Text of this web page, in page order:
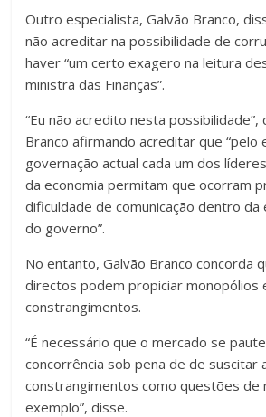
Outro especialista, Galvão Branco,
não acreditar na possibilidade de
haver “um certo exagero na leitura
ministra das Finanças”.
“Eu não acredito nesta possibilidade”,
Branco afirmando acreditar que “pelo
governação actual cada um dos
da economia permitam que ocorram
dificuldade de comunicação dentro da
do governo”.
No entanto, Galvão Branco concorda
directos podem propiciar monopólios
constrangimentos.
“É necessário que o mercado se
concorrência sob pena de de suscitar
constrangimentos como questões de
exemplo”, disse.